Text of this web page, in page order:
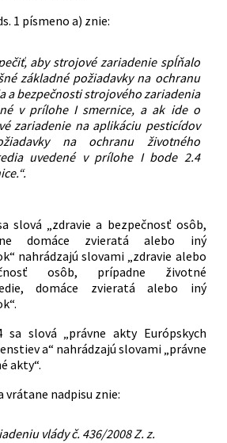
1 písmeno a) znie:
aby strojové zariadenie spĺňalo
základné požiadavky na ochranu
a bezpečnosti strojového zariadenia
v prílohe I smernice, a ak ide o
zariadenie na aplikáciu pesticídov
na ochranu životného
uvedené v prílohe I bode 2.4
slová „zdravie a bezpečnosť osôb,
domáce zvieratá alebo iný
nahrádzajú slovami „zdravie alebo
osôb, prípadne životné
domáce zvieratá alebo iný
sa slová „právne akty Európskych
a“ nahrádzajú slovami „právne
akty“.
vrátane nadpisu znie:
vlády č. 436/2008 Z. z.